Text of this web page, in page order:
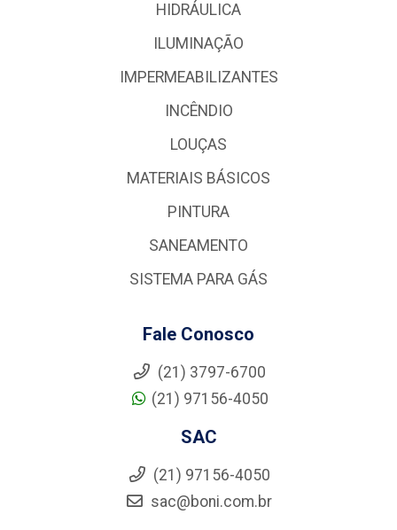
HIDRÁULICA
ILUMINAÇÃO
IMPERMEABILIZANTES
INCÊNDIO
LOUÇAS
MATERIAIS BÁSICOS
PINTURA
SANEAMENTO
SISTEMA PARA GÁS
Fale Conosco
(21) 3797-6700
(21) 97156-4050
SAC
(21) 97156-4050
sac@boni.com.br